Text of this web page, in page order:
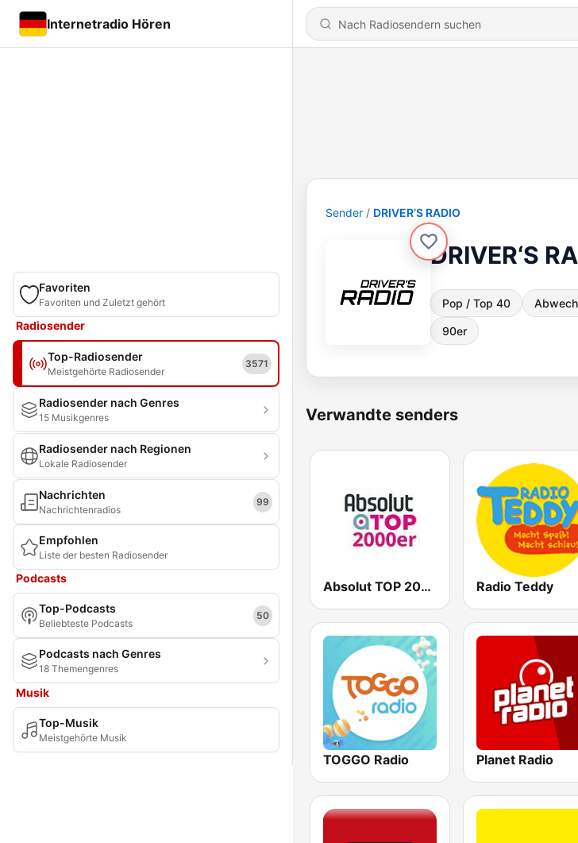
Internetradio Hören
Favoriten
Favoriten und Zuletzt gehört
Radiosender
Top-Radiosender
Meistgehörte Radiosender
3571
Radiosender nach Genres
15 Musikgenres
Radiosender nach Regionen
Lokale Radiosender
Nachrichten
Nachrichtenradios
99
Empfohlen
Liste der besten Radiosender
Podcasts
Top-Podcasts
Beliebteste Podcasts
50
Podcasts nach Genres
18 Themengenres
Musik
Top-Musik
Meistgehörte Musik
Sender DRIVER‘S RADIO
DRIVER‘S
Pop / Top 40
90er
Verwandte senders
Absolut TOP 2000er Radio Teddy
TOGGO Radio Planet Radio